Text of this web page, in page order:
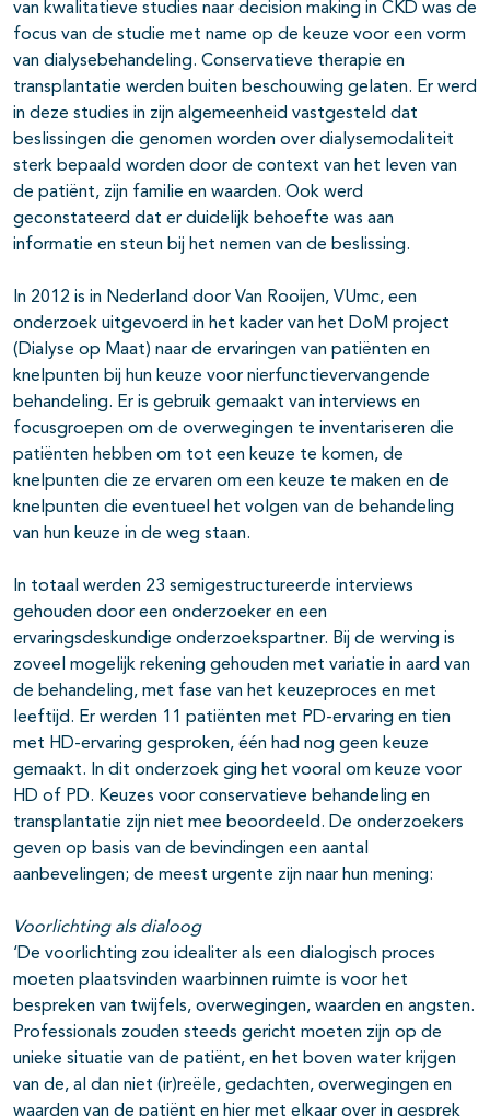
van kwalitatieve studies naar decision making in CKD was de
focus van de studie met name op de keuze voor een vorm
van dialysebehandeling. Conservatieve therapie en
transplantatie werden buiten beschouwing gelaten. Er werd
in deze studies in zijn algemeenheid vastgesteld dat
beslissingen die genomen worden over dialysemodaliteit
sterk bepaald worden door de context van het leven van
de patiënt, zijn familie en waarden. Ook werd
geconstateerd dat er duidelijk behoefte was aan
informatie en steun bij het nemen van de beslissing.
In 2012 is in Nederland door Van Rooijen, VUmc, een
onderzoek uitgevoerd in het kader van het DoM project
(Dialyse op Maat) naar de ervaringen van patiënten en
knelpunten bij hun keuze voor nierfunctievervangende
behandeling. Er is gebruik gemaakt van interviews en
focusgroepen om de overwegingen te inventariseren die
patiënten hebben om tot een keuze te komen, de
knelpunten die ze ervaren om een keuze te maken en de
knelpunten die eventueel het volgen van de behandeling
van hun keuze in de weg staan.
In totaal werden 23 semigestructureerde interviews
gehouden door een onderzoeker en een
ervaringsdeskundige onderzoekspartner. Bij de werving is
zoveel mogelijk rekening gehouden met variatie in aard van
de behandeling, met fase van het keuzeproces en met
leeftijd. Er werden 11 patiënten met PD-ervaring en tien
met HD-ervaring gesproken, één had nog geen keuze
gemaakt. In dit onderzoek ging het vooral om keuze voor
HD of PD. Keuzes voor conservatieve behandeling en
transplantatie zijn niet mee beoordeeld. De onderzoekers
geven op basis van de bevindingen een aantal
aanbevelingen; de meest urgente zijn naar hun mening:
Voorlichting als dialoog
‘De voorlichting zou idealiter als een dialogisch proces
moeten plaatsvinden waarbinnen ruimte is voor het
bespreken van twijfels, overwegingen, waarden en angsten.
Professionals zouden steeds gericht moeten zijn op de
unieke situatie van de patiënt, en het boven water krijgen
van de, al dan niet (ir)reële, gedachten, overwegingen en
waarden van de patiënt en hier met elkaar over in gesprek